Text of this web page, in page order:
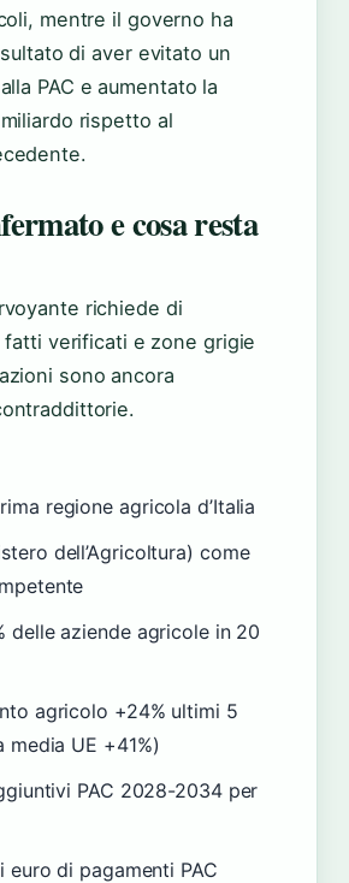
mentre il governo ha
di aver evitato un
PAC e aumentato la
rispetto al
e cosa resta
richiede di
verificati e zone grigie
sono ancora
regione agricola d’Italia
dell’Agricoltura) come
delle aziende agricole in 20
agricolo +24% ultimi 5
UE +41%)
PAC 2028-2034 per
euro di pagamenti PAC